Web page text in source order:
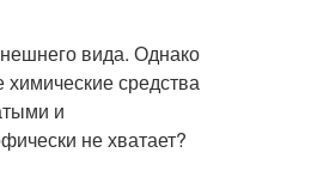
вида. Однако
средства
и
не хватает?